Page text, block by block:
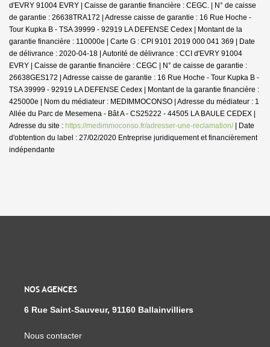
d'EVRY 91004 EVRY | Caisse de garantie financière : CEGC. | N° de caisse
de garantie : 26638TRA172 | Adresse caisse de garantie : 16 Rue Hoche -
Tour Kupka B - TSA 39999 - 92919 LA DEFENSE Cedex | Montant de la
garantie financière : 110000e | Carte G : CPI 9101 2019 000 041 369 | Date
de délivrance : 2020-04-18 | Autorité de délivrance : CCI d'EVRY 91004
EVRY | Caisse de garantie financière : CEGC | N° de caisse de garantie :
26638GES172 | Adresse caisse de garantie : 16 Rue Hoche - Tour Kupka B -
TSA 39999 - 92919 LA DEFENSE Cedex | Montant de la garantie financière :
425000e | Nom du médiateur : MEDIMMOCONSO | Adresse du médiateur : 1
Allée du Parc de Mesemena - Bât A - CS25222 - 44505 LA BAULE CEDEX |
Adresse du site : https://medimmoconso.fr/adresser-une-reclamation/| Date
d'obtention du label : 27/02/2020 Entreprise juridiquement et financièrement
indépendante
NOS AGENCES
6 Rue Saint-Sauveur, 91160 Ballainvilliers
Nous contacter